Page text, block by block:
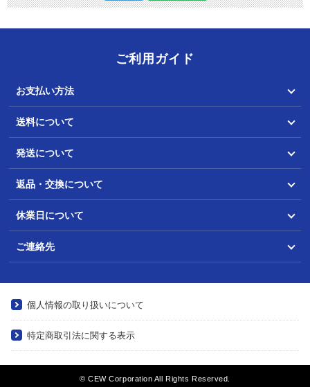
ご利用ガイド
お支払い方法
送料について
発送について
返品・交換について
休業日について
ご連絡先
個人情報の取り扱いについて
特定商取引法に関する表示
© CEW Corporation All Rights Reserved.